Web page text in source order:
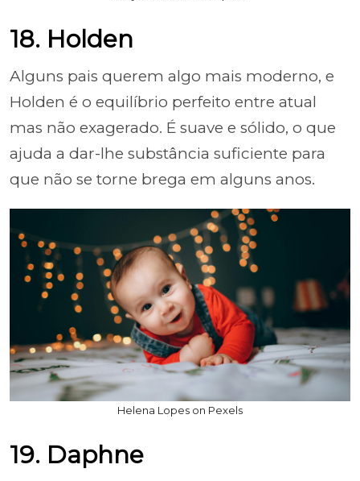
18. Holden
Alguns pais querem algo mais moderno, e
Holden é o equilíbrio perfeito entre atual
mas não exagerado. É suave e sólido, o que
ajuda a dar-lhe substância suficiente para
que não se torne brega em alguns anos.
Helena Lopes on Pexels
19. Daphne